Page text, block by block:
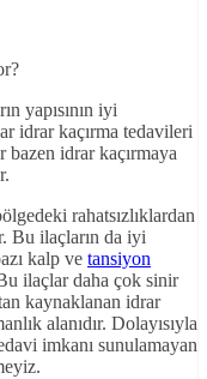
yapısının iyi
idrar kaçırma tedavileri
bazen idrar kaçırmaya
rahatsızlıklardan
Bu ilaçların da iyi
kalp ve tansiyon
ilaçlar daha çok sinir
kaynaklanan idrar
alanıdır. Dolayısıyla
imkanı sunulamayan